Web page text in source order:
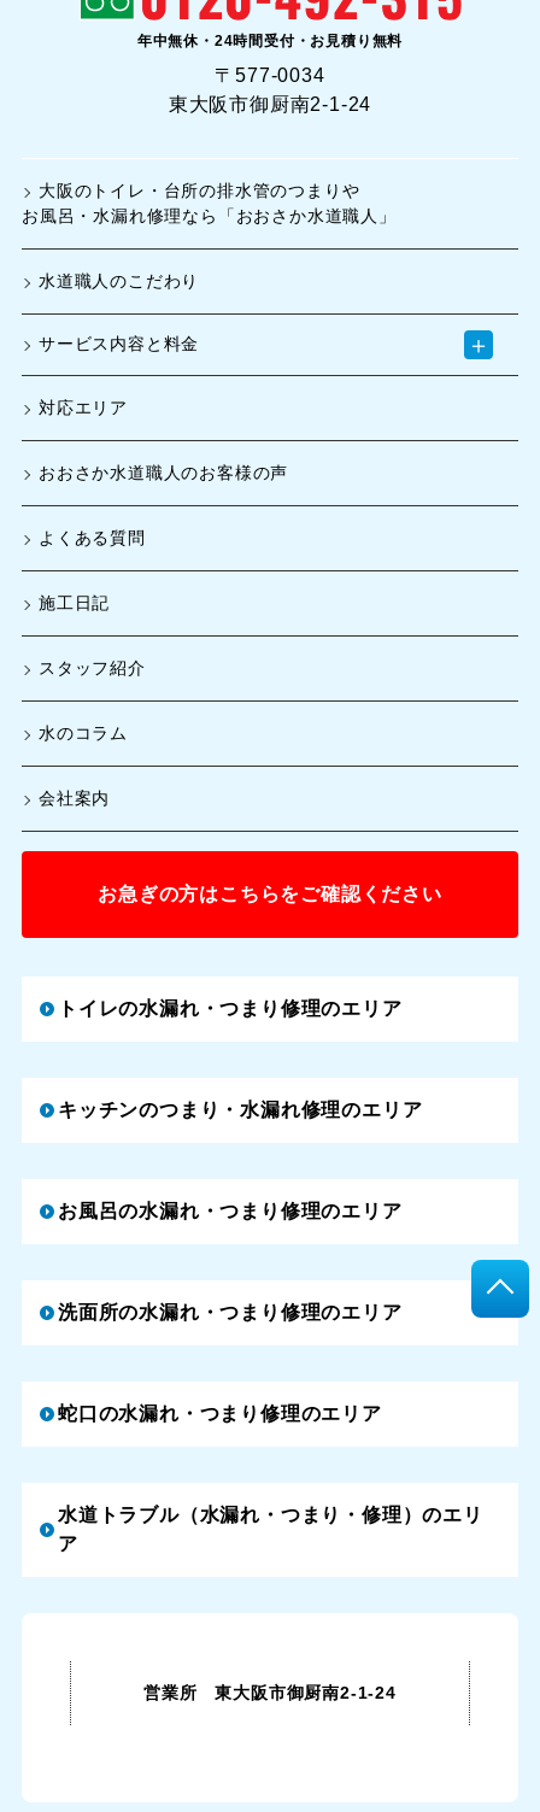
年中無休・24時間受付・お見積り無料
〒577-0034
東大阪市御厨南2-1-24
大阪のトイレ・台所の排水管のつまりや
お風呂・水漏れ修理なら「おおさか水道職人」
水道職人のこだわり
サービス内容と料金 ＋
対応エリア
おおさか水道職人のお客様の声
よくある質問
施工日記
スタッフ紹介
水のコラム
会社案内
お急ぎの方はこちらをご確認ください
トイレの水漏れ・つまり修理のエリア
キッチンのつまり・水漏れ修理のエリア
お風呂の水漏れ・つまり修理のエリア
洗面所の水漏れ・つまり修理のエリア
蛇口の水漏れ・つまり修理のエリア
水道トラブル（水漏れ・つまり・修理）のエリ
ア
営業所 東大阪市御厨南2-1-24